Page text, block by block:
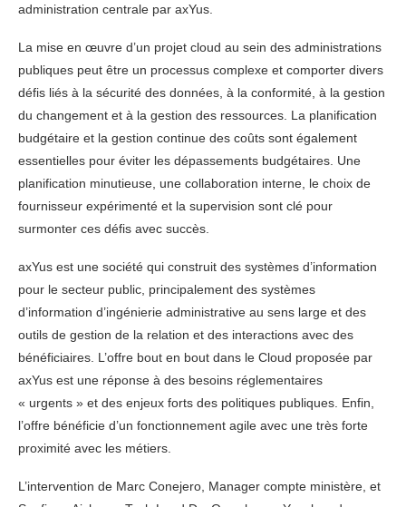
administration centrale par axYus.
La mise en œuvre d’un projet cloud au sein des administrations
publiques peut être un processus complexe et comporter divers
défis liés à la sécurité des données, à la conformité, à la gestion
du changement et à la gestion des ressources. La planification
budgétaire et la gestion continue des coûts sont également
essentielles pour éviter les dépassements budgétaires. Une
planification minutieuse, une collaboration interne, le choix de
fournisseur expérimenté et la supervision sont clé pour
surmonter ces défis avec succès.
axYus est une société qui construit des systèmes d’information
pour le secteur public, principalement des systèmes
d’information d’ingénierie administrative au sens large et des
outils de gestion de la relation et des interactions avec des
bénéficiaires. L’offre bout en bout dans le Cloud proposée par
axYus est une réponse à des besoins réglementaires
« urgents » et des enjeux forts des politiques publiques. Enfin,
l’offre bénéficie d’un fonctionnement agile avec une très forte
proximité avec les métiers.
L’intervention de Marc Conejero, Manager compte ministère, et